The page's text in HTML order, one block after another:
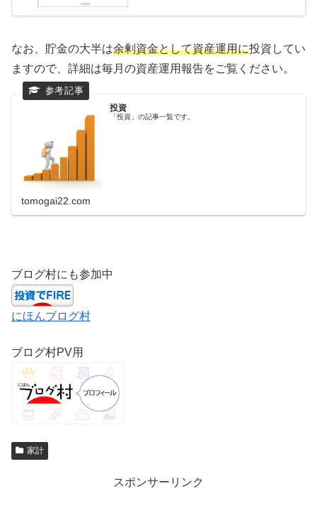
なお、貯金の大半は余剰資金として資産運用に投資してい
ますので、詳細は毎月の資産運用報告をご覧ください。
投資
「投資」の記事一覧です。
tomogai22.com
ブログ村にも参加中
にほんブログ村
ブログ村PV用
家計
スポンサーリンク